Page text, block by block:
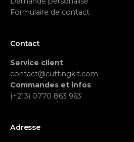
Formulaire de contact
Contact
Service client
contact@cuttingkit.com
Commandes et infos
(+213) 0770 863 963
Adresse